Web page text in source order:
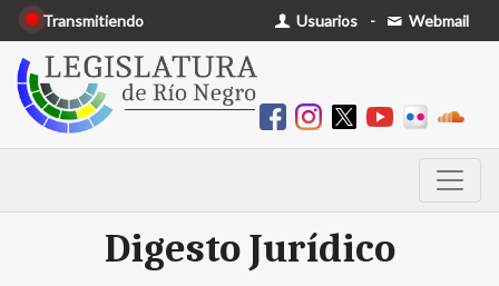
Transmitiendo Usuarios - Webmail
Digesto Jurídico